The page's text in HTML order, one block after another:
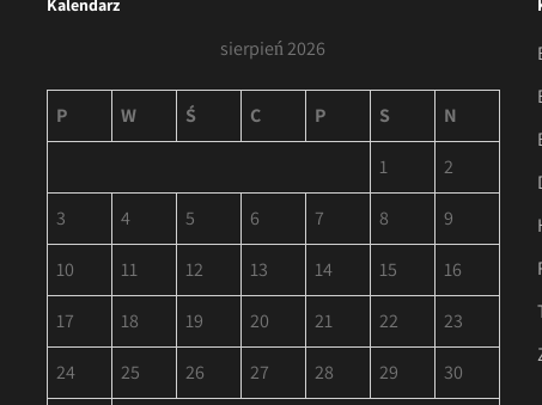
Kalendarz
sierpień 2026
P W Ś C P S N
1 2
3 4 5 6 7 8 9
10 11 12 13 14 15 16
17 18 19 20 21 22 23
24 25 26 27 28 29 30